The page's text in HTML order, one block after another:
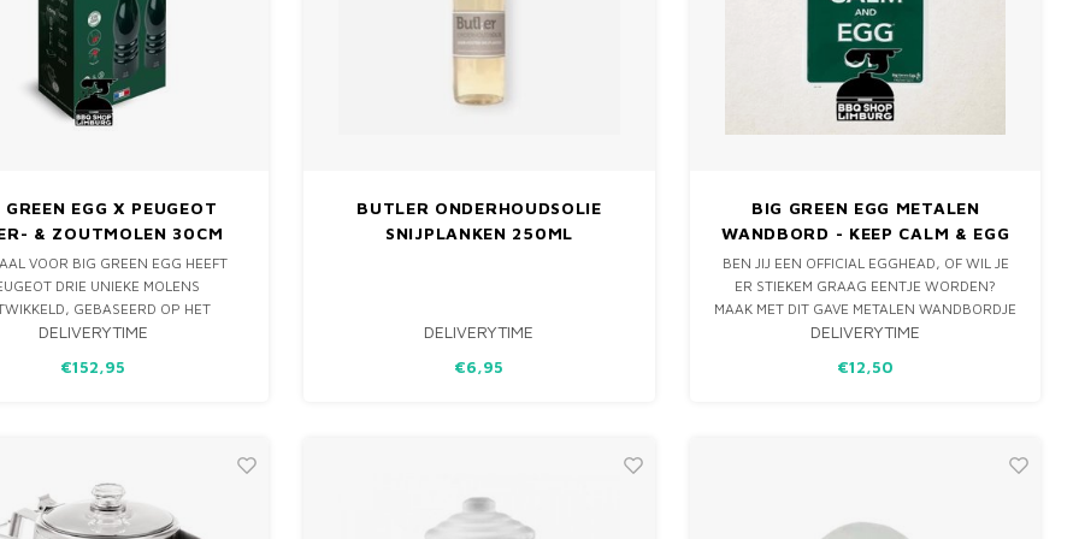
GREEN EGG X PEUGEOT
& ZOUTMOLEN 30CM
VOOR BIG GREEN EGG HEEFT
DRIE UNIEKE MOLENS
GEBASEERD OP HET
MODEL PARIS, EEN TIJDLOZE
DELIVERYTIME
€152,95
BUTLER ONDERHOUDSOLIE
SNIJPLANKEN 250ML
DELIVERYTIME
€6,95
BIG GREEN EGG METALEN
WANDBORD - KEEP CALM & EGG
ON
BEN JIJ EEN OFFICIAL EGGHEAD, OF WIL JE
ER STIEKEM GRAAG EENTJE WORDEN?
MAAK MET DIT GAVE METALEN WANDBORDJE
JE BUITENKEUKEN, MANCAVE OF GRILL-GIRL
DELIVERYTIME
€12,50